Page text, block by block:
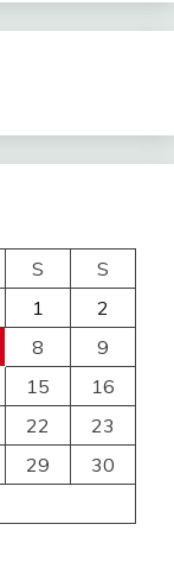
S
S
1
2
8
9
15
16
22
23
29
30